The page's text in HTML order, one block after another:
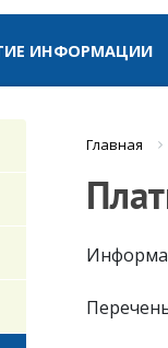
ИНФОРМАЦИИ
Главная